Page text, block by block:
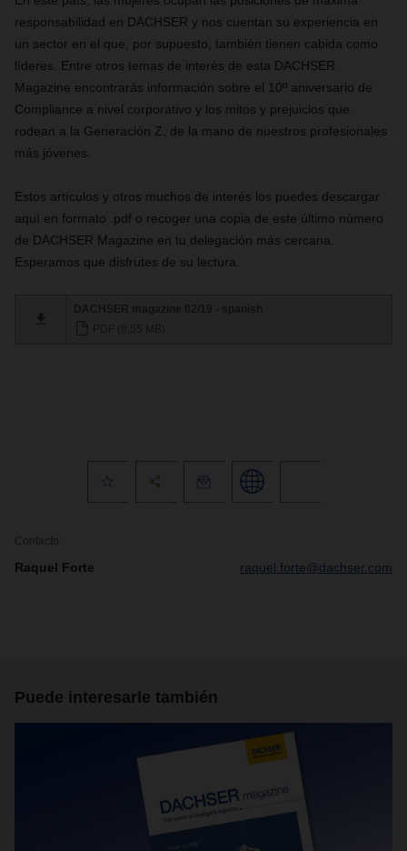
responsabilidad en DACHSER y nos cuentan su experiencia en
un sector en el que, por supuesto, también tienen cabida como
líderes. Entre otros temas de interés de esta DACHSER
Magazine encontrarás información sobre el 10º aniversario de
Compliance a nivel corporativo y los mitos y prejuicios que
rodean a la Generación Z, de la mano de nuestros profesionales
más jóvenes.
Estos artículos y otros muchos de interés los puedes descargar
aquí en formato .pdf o recoger una copia de este último número
de DACHSER Magazine en tu delegación más cercana.
Esperamos que disfrutes de su lectura.
Contacto
Raquel Forte raquel.forte@dachser.com
Puede interesarle también